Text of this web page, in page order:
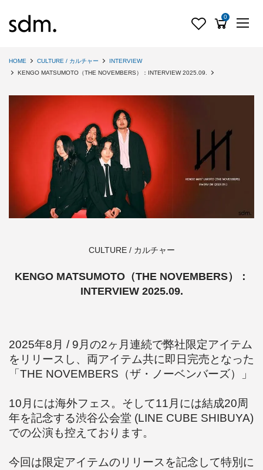
0
HOME CULTURE / カルチャー
INTERVIEW
KENGO MATSUMOTO（THE NOVEMBERS）：INTERVIEW 2025.09.
CULTURE / カルチャー
KENGO MATSUMOTO（THE NOVEMBERS）：
INTERVIEW 2025.09.
2025年8月 / 9月の2ヶ月連続で弊社限定アイテム
をリリースし、両アイテム共に即日完売となった
「THE NOVEMBERS（ザ・ノーベンバーズ）」
10月には海外フェス。そして11月には結成20周
年を記念する渋谷公会堂 (LINE CUBE SHIBUYA)
での公演も控えております。
今回は限定アイテムのリリースを記念して特別に